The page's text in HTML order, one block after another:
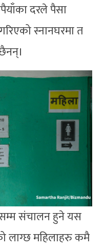
दरले पैसा
स्नानघरमा त
संचालन हुने यस
लाग्छ महिलाहरु कमै